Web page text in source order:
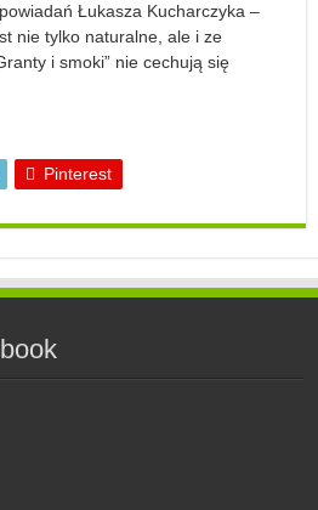
Łukasza Kucharczyka –
nie tylko naturalne, ale i ze
i smoki” nie cechują się
Pinterest